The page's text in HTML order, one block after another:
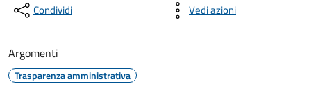
Condividi Vedi azioni
Argomenti
Trasparenza amministrativa